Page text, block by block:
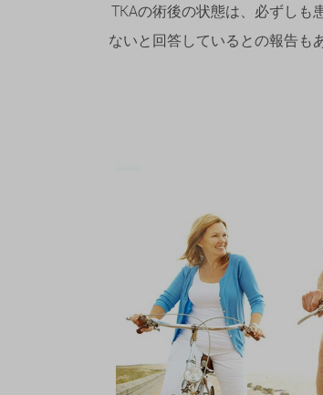
TKAの術後の状態は、必ずしも
ないと回答しているとの報告も